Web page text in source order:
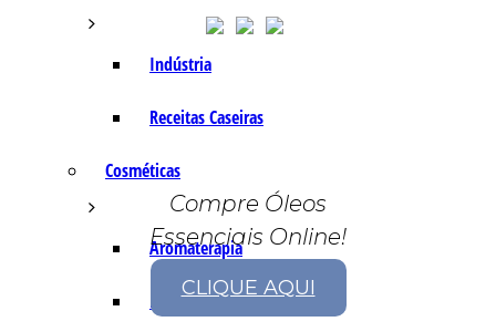
Indústria
Receitas Caseiras
Cosméticas
Aromaterapia
Fórmulas Caseiras
Compre Óleos
Essenciais Online!
CLIQUE AQUI